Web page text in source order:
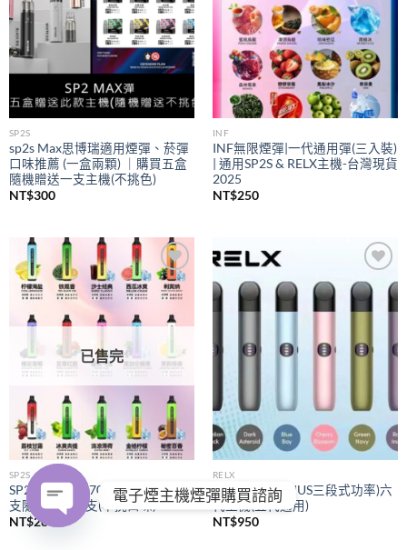
SP2S
sp2s Max思博瑞適用煙彈、菸彈
口味推薦 (一盒兩顆) ｜購買五盒
隨機贈送一支主機(不挑色)
NT$300
INF
INF無限煙彈|一代通用彈(三入裝)
| 通用SP2S & RELX主機-台灣現貨
2025
NT$250
Add to
wishlist
已售完
SP2S
SP2S拋棄式
7000口｜購買五
支隨機贈送一支(不挑口味)
NT$280
Add to
wishlist
RELX
RELX悅刻
(PIUS三段式功率)六
代主機(五代通用)
NT$950
電子煙主機煙彈購買諮詢